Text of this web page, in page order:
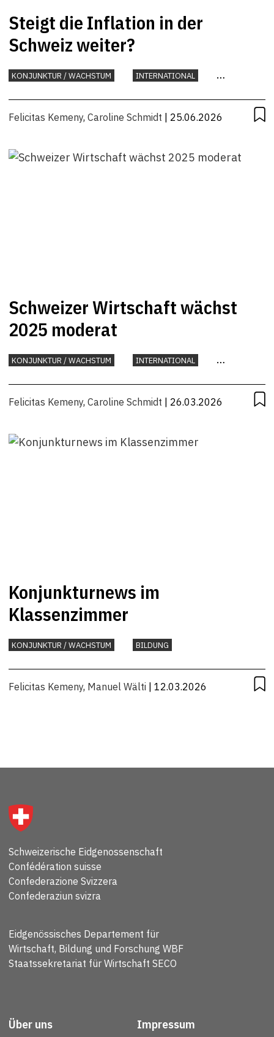
Steigt die Inflation in der
Schweiz weiter?
KONJUNKTUR / WACHSTUM
INTERNATIONAL
Felicitas Kemeny, Caroline Schmidt | 25.06.2026
Schweizer Wirtschaft wächst
2025 moderat
KONJUNKTUR / WACHSTUM
INTERNATIONAL
Felicitas Kemeny, Caroline Schmidt | 26.03.2026
Konjunkturnews im
Klassenzimmer
KONJUNKTUR / WACHSTUM BILDUNG
Felicitas Kemeny, Manuel Wälti | 12.03.2026
Schweizerische Eidgenossenschaft
Confédération suisse
Confederazione Svizzera
Confederaziun svizra
Eidgenössisches Departement für
Wirtschaft, Bildung und Forschung WBF
Staatssekretariat für Wirtschaft SECO
Über uns Impressum